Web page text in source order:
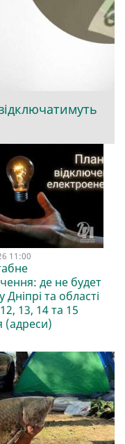
11:00
де не будет
Дніпрі та області
13, 14 та 15
(адреси)